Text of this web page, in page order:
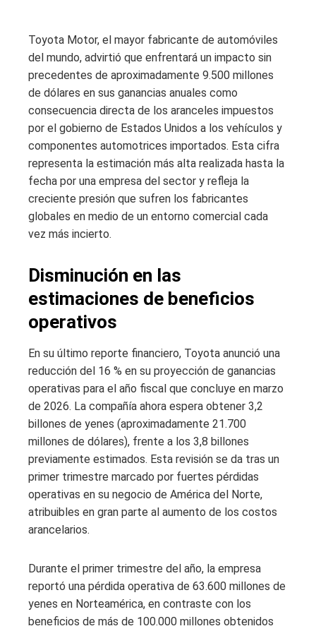
Toyota Motor, el mayor fabricante de automóviles
del mundo, advirtió que enfrentará un impacto sin
precedentes de aproximadamente 9.500 millones
de dólares en sus ganancias anuales como
consecuencia directa de los aranceles impuestos
por el gobierno de Estados Unidos a los vehículos y
componentes automotrices importados. Esta cifra
representa la estimación más alta realizada hasta la
fecha por una empresa del sector y refleja la
creciente presión que sufren los fabricantes
globales en medio de un entorno comercial cada
vez más incierto.
Disminución en las
estimaciones de beneficios
operativos
En su último reporte financiero, Toyota anunció una
reducción del 16 % en su proyección de ganancias
operativas para el año fiscal que concluye en marzo
de 2026. La compañía ahora espera obtener 3,2
billones de yenes (aproximadamente 21.700
millones de dólares), frente a los 3,8 billones
previamente estimados. Esta revisión se da tras un
primer trimestre marcado por fuertes pérdidas
operativas en su negocio de América del Norte,
atribuibles en gran parte al aumento de los costos
arancelarios.
Durante el primer trimestre del año, la empresa
reportó una pérdida operativa de 63.600 millones de
yenes en Norteamérica, en contraste con los
beneficios de más de 100.000 millones obtenidos